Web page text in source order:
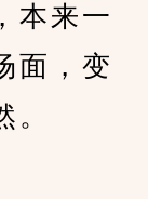
本来一
面，变